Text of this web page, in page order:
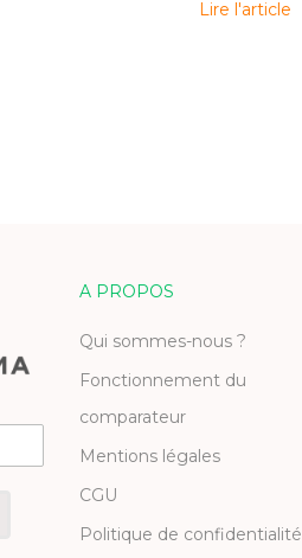
Lire l'article
A PROPOS
Qui sommes-nous ?
Fonctionnement du
comparateur
Mentions légales
CGU
Politique de confidentialité